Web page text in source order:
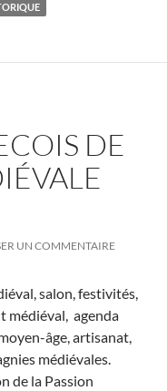
DE
UN COMMENTAIRE
salon, festivités,
médiéval, agenda
âge, artisanat,
médiévales.
de la Passion